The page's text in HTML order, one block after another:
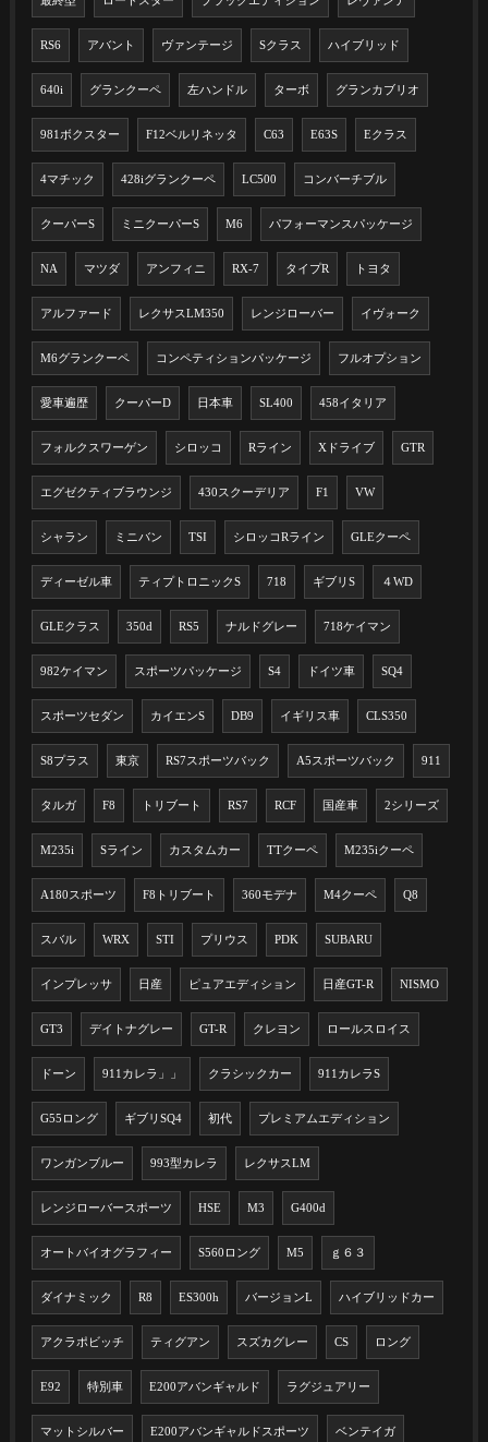
RS6 アバント ヴァンテージ Sクラス ハイブリッド
640i グランクーペ 左ハンドル ターボ グランカブリオ
981ボクスター F12ベルリネッタ C63 E63S Eクラス
4マチック 428iグランクーペ LC500 コンバーチブル
クーパーS ミニクーパーS M6 パフォーマンスパッケージ
NA マツダ アンフィニ RX-7 タイプR トヨタ
アルファード レクサスLM350 レンジローバー イヴォーク
M6グランクーペ コンペティションパッケージ フルオプション
愛車遍歴 クーパーD 日本車 SL400 458イタリア
フォルクスワーゲン シロッコ Rライン Xドライブ GTR
エグゼクティブラウンジ 430スクーデリア F1 VW
シャラン ミニバン TSI シロッコRライン GLEクーペ
ディーゼル車 ティプトロニックS 718 ギブリS ４WD
GLEクラス 350d RS5 ナルドグレー 718ケイマン
982ケイマン スポーツパッケージ S4 ドイツ車 SQ4
スポーツセダン カイエンS DB9 イギリス車 CLS350
S8プラス 東京 RS7スポーツバック A5スポーツバック 911
タルガ F8 トリブート RS7 RCF 国産車 2シリーズ
M235i Sライン カスタムカー TTクーペ M235iクーペ
A180スポーツ F8トリブート 360モデナ M4クーペ Q8
スバル WRX STI プリウス PDK SUBARU
インプレッサ 日産 ピュアエディション 日産GT-R NISMO
GT3 デイトナグレー GT-R クレヨン ロールスロイス
ドーン 911カレラ」」 クラシックカー 911カレラS
G55ロング ギブリSQ4 初代 プレミアムエディション
ワンガンブルー 993型カレラ レクサスLM
レンジローバースポーツ HSE M3 G400d
オートバイオグラフィー S560ロング M5 ｇ６３
ダイナミック R8 ES300h バージョンL ハイブリッドカー
アクラポビッチ ティグアン スズカグレー CS ロング
E92 特別車 E200アバンギャルド ラグジュアリー
マットシルバー E200アバンギャルドスポーツ ベンテイガ